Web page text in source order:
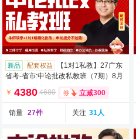
新品 配套权益
【1对1私教】27广东
省考-省市:申论批改私教班（7期）8月
￥ 4380 4680 立减300
销量 27件 关注 31人